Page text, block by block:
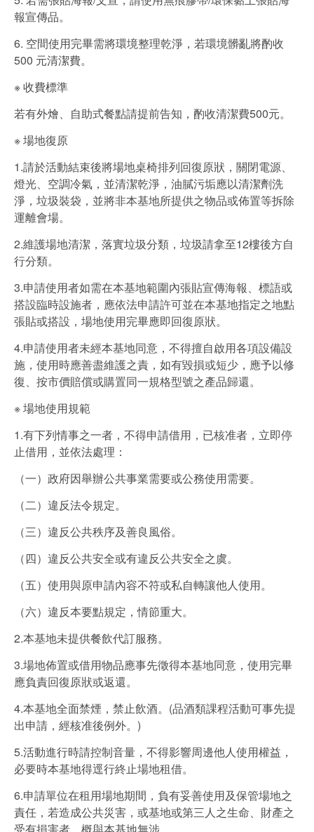
報宣傳品。
6. 空間使用完畢需將環境整理乾淨，若環境髒亂將酌收
500 元清潔費。
※ 收費標準
若有外燴、自助式餐點請提前告知，酌收清潔費500元。
※ 場地復原
1.請於活動結束後將場地桌椅排列回復原狀，關閉電源、
燈光、空調冷氣，並清潔乾淨，油膩污垢應以清潔劑洗
淨，垃圾裝袋，並將非本基地所提供之物品或佈置等拆除
運離會場。
2.維護場地清潔，落實垃圾分類，垃圾請拿至12樓後方自
行分類。
3.申請使用者如需在本基地範圍內張貼宣傳海報、標語或
搭設臨時設施者，應依法申請許可並在本基地指定之地點
張貼或搭設，場地使用完畢應即回復原狀。
4.申請使用者未經本基地同意，不得擅自啟用各項設備設
施，使用時應善盡維護之責，如有毀損或短少，應予以修
復、按市價賠償或購置同一規格型號之產品歸還。
※ 場地使用規範
1.有下列情事之一者，不得申請借用，已核准者，立即停
止借用，並依法處理：
（一）政府因舉辦公共事業需要或公務使用需要。
（二）違反法令規定。
（三）違反公共秩序及善良風俗。
（四）違反公共安全或有違反公共安全之虞。
（五）使用與原申請內容不符或私自轉讓他人使用。
（六）違反本要點規定，情節重大。
2.本基地未提供餐飲代訂服務。
3.場地佈置或借用物品應事先徵得本基地同意，使用完畢
應負責回復原狀或返還。
4.本基地全面禁煙，禁止飲酒。(品酒類課程活動可事先提
出申請，經核准後例外。)
5.活動進行時請控制音量，不得影響周邊他人使用權益，
必要時本基地得逕行終止場地租借。
6.申請單位在租用場地期間，負有妥善使用及保管場地之
責任，若造成公共災害，或基地或第三人之生命、財產之